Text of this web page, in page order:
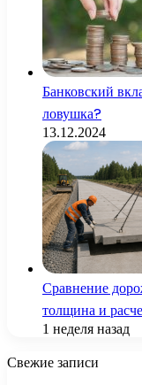
Банковский
ловушка?
13.12.2024
Сравнение
толщина и
1 неделя назад
Свежие записи